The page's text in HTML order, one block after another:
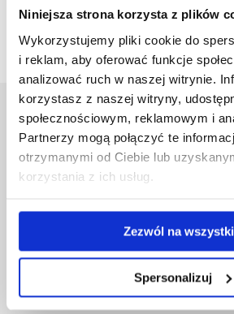
Niniejsza strona korzysta z plików
Wykorzystujemy pliki cookie do
i reklam, aby oferować funkcje
analizować ruch w naszej witrynie.
korzystasz z naszej witryny,
społecznościowym, reklamowym i
Partnerzy mogą połączyć te
otrzymanymi od Ciebie lub
korzystania z ich usług.
Zezwól na
Spersonalizuj
plik
roku akademickim
Uniwersytet Rzeszowski
Al. Tadeusza Rejtana 16C
35-959 Rzeszów
nawigację
do
Mapa serwisu
Wydawnictwo